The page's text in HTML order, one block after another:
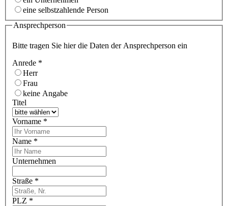
eine selbstzahlende Person
Ansprechperson
Bitte tragen Sie hier die Daten der Ansprechperson ein
Anrede *
Herr
Frau
keine Angabe
Titel
Vorname *
Name *
Unternehmen
Straße *
PLZ *